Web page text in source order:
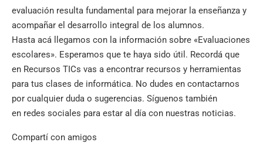
evaluación resulta fundamental para mejorar la enseñanza y
acompañar el desarrollo integral de los alumnos.
Hasta acá llegamos con la información sobre «Evaluaciones
escolares». Esperamos que te haya sido útil. Recordá que
en Recursos TICs vas a encontrar recursos y herramientas
para tus clases de informática. No dudes en contactarnos
por cualquier duda o sugerencias. Síguenos también
en redes sociales para estar al día con nuestras noticias.
Compartí con amigos